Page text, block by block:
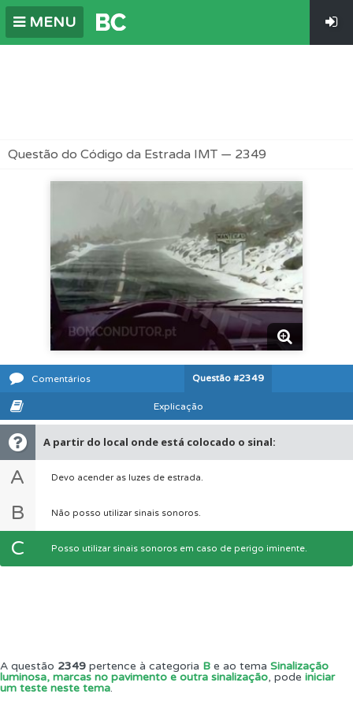
MENU
Questão do Código da Estrada IMT — 2349
Comentários Questão #2349
Explicação
A partir do local onde está colocado o sinal:
A Devo acender as luzes de estrada.
B Não posso utilizar sinais sonoros.
C Posso utilizar sinais sonoros em caso de perigo iminente.
A questão 2349 pertence à categoria B e ao tema Sinalização
luminosa, marcas no pavimento e outra sinalização, pode iniciar
um teste neste tema.